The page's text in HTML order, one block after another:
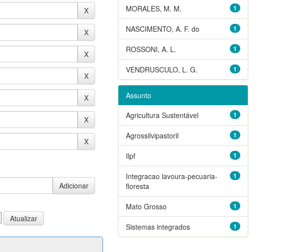
1
MORALES, M. M.
1
NASCIMENTO, A. F. do
1
ROSSONI, A. L.
1
VENDRUSCULO, L. G.
Assunto
1
Agricultura Sustentável
1
Agrossilvipastoril
1
Ilpf
1
Integracao lavoura-pecuaria-
floresta
1
Mato Grosso
1
Sistemas integrados